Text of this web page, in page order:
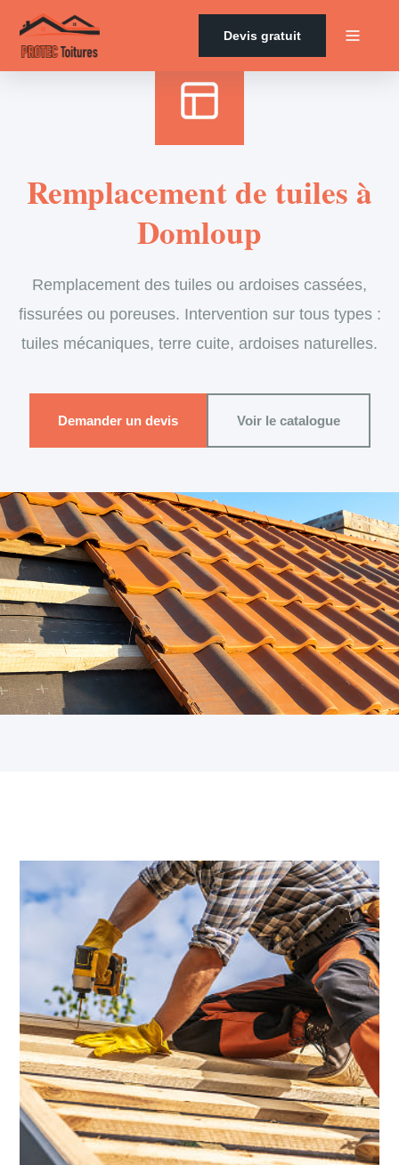
Devis gratuit
Remplacement de tuiles à
Domloup
Remplacement des tuiles ou ardoises cassées,
fissurées ou poreuses. Intervention sur tous types :
tuiles mécaniques, terre cuite, ardoises naturelles.
Demander un devis Voir le catalogue